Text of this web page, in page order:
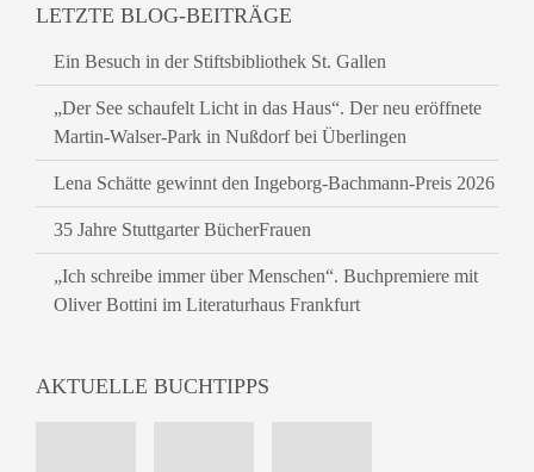
LETZTE BLOG-BEITRÄGE
Ein Besuch in der Stiftsbibliothek St. Gallen
„Der See schaufelt Licht in das Haus“. Der neu eröffnete
Martin-Walser-Park in Nußdorf bei Überlingen
Lena Schätte gewinnt den Ingeborg-Bachmann-Preis 2026
35 Jahre Stuttgarter BücherFrauen
„Ich schreibe immer über Menschen“. Buchpremiere mit
Oliver Bottini im Literaturhaus Frankfurt
AKTUELLE BUCHTIPPS